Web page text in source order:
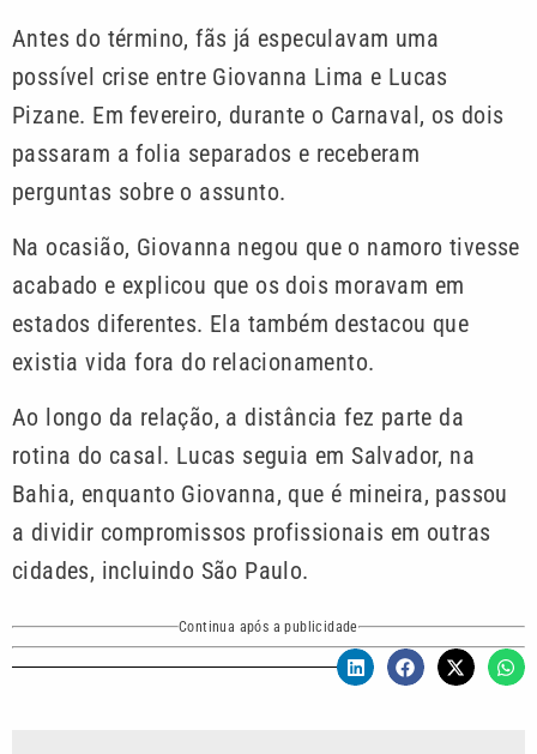
Antes do término, fãs já especulavam uma
possível crise entre Giovanna Lima e Lucas
Pizane. Em fevereiro, durante o Carnaval, os dois
passaram a folia separados e receberam
perguntas sobre o assunto.
Na ocasião, Giovanna negou que o namoro tivesse
acabado e explicou que os dois moravam em
estados diferentes. Ela também destacou que
existia vida fora do relacionamento.
Ao longo da relação, a distância fez parte da
rotina do casal. Lucas seguia em Salvador, na
Bahia, enquanto Giovanna, que é mineira, passou
a dividir compromissos profissionais em outras
cidades, incluindo São Paulo.
Continua após a publicidade